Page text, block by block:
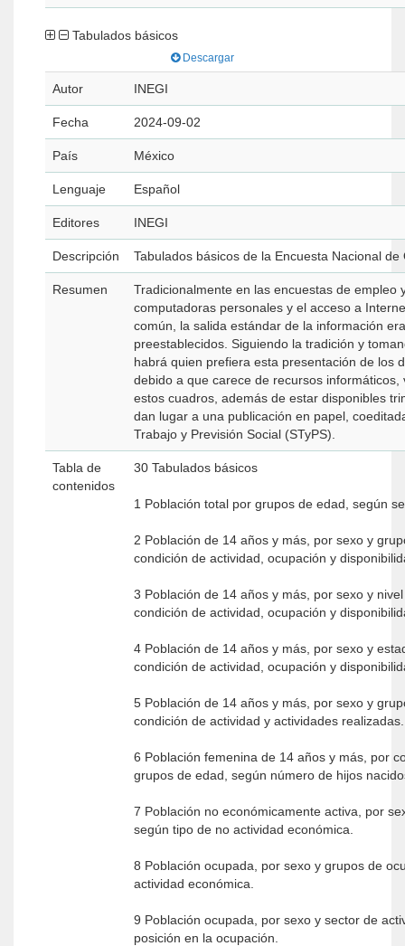
Tabulados básicos
Descargar
Autor INEGI
Fecha 2024-09-02
País México
Lenguaje Español
Editores INEGI
Descripción Tabulados básicos de la Encuesta Nacional
Resumen
Tradicionalmente en las encuestas de empleo
computadoras personales y el acceso a
común, la salida estándar de la información
preestablecidos. Siguiendo la tradición y
habrá quien prefiera esta presentación de los
debido a que carece de recursos
estos cuadros, además de estar disponibles
dan lugar a una publicación en papel,
Trabajo y Previsión Social (STyPS).
Tabla de
contenidos
30 Tabulados básicos
1 Población total por grupos de edad, según
2 Población de 14 años y más, por sexo y
condición de actividad, ocupación y
3 Población de 14 años y más, por sexo y
condición de actividad, ocupación y
4 Población de 14 años y más, por sexo y
condición de actividad, ocupación y
5 Población de 14 años y más, por sexo y
condición de actividad y actividades
6 Población femenina de 14 años y más, por
grupos de edad, según número de hijos
7 Población no económicamente activa, por sexo y grupos de
según tipo de no actividad económica.
8 Población ocupada, por sexo y grupos de
actividad económica.
9 Población ocupada, por sexo y sector de
posición en la ocupación.